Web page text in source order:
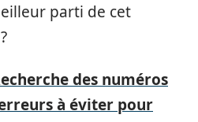
parti de cet
?
des numéros
à éviter pour